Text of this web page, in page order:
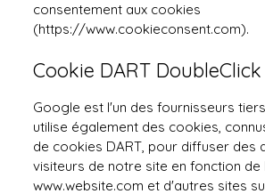
consentement aux cookies
(https://www.cookieconsent.com).
Cookie DART
Google est l'un des fournisseurs
utilise également des cookies,
de cookies DART, pour diffuser des
visiteurs de notre site en fonction de
www.website.com et d'autres sites